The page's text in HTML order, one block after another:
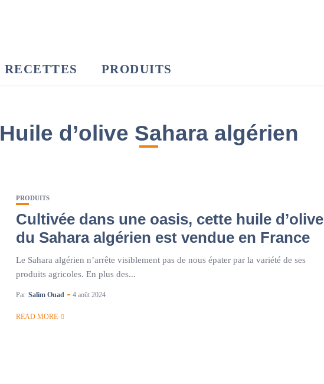
RECETTES PRODUITS
Huile d’olive Sahara algérien
PRODUITS
Cultivée dans une oasis, cette huile d’olive
du Sahara algérien est vendue en France
Le Sahara algérien n’arrête visiblement pas de nous épater par la variété de ses
produits agricoles. En plus des...
Par Salim Ouad 4 août 2024
READ MORE